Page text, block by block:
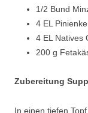
1/2 Bund
4 EL
4 EL Natives
200 g
Zubereitung
In einen tiefen